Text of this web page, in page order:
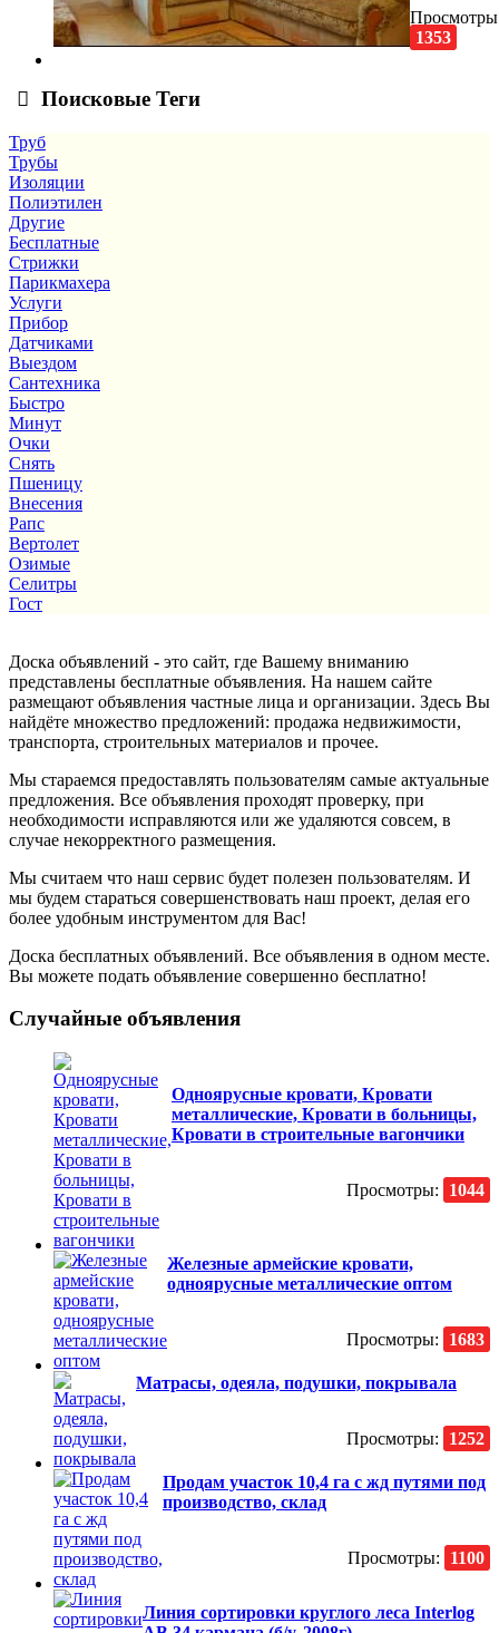
1353
Поисковые Теги
Труб
Трубы
Изоляции
Полиэтилен
Другие
Бесплатные
Стрижки
Парикмахера
Услуги
Прибор
Датчиками
Выездом
Сантехника
Быстро
Минут
Очки
Снять
Пшеницу
Внесения
Рапс
Вертолет
Озимые
Селитры
Гост
Доска объявлений - это сайт, где Вашему вниманию
представлены бесплатные объявления. На нашем сайте
размещают объявления частные лица и организации. Здесь Вы
найдёте множество предложений: продажа недвижимости,
транспорта, строительных материалов и прочее.
Мы стараемся предоставлять пользователям самые актуальные
предложения. Все объявления проходят проверку, при
необходимости исправляются или же удаляются совсем, в
случае некорректного размещения.
Мы считаем что наш сервис будет полезен пользователям. И
мы будем стараться совершенствовать наш проект, делая его
более удобным инструментом для Вас!
Доска бесплатных объявлений. Все объявления в одном месте.
Вы можете подать объявление совершенно бесплатно!
Случайные объявления
Одноярусные кровати, Кровати
металлические, Кровати в больницы,
Кровати в строительные вагончики
Просмотры: 1044
Железные армейские кровати,
одноярусные металлические оптом
Просмотры: 1683
Матрасы, одеяла, подушки, покрывала
Просмотры: 1252
Продам участок 10,4 га с жд путями под
производство, склад
Просмотры: 1100
Линия сортировки круглого леса Interlog